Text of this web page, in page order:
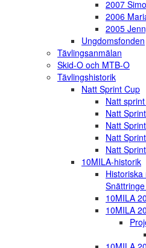
2007
2006
2005
Ungdomsfonden
Tävlingsanmälan
Skid-O och MTB-O
Tävlingshistorik
Natt Sprint Cup
Natt
Natt
Natt
Natt
Natt
10MILA-historik
10MILA
10MILA